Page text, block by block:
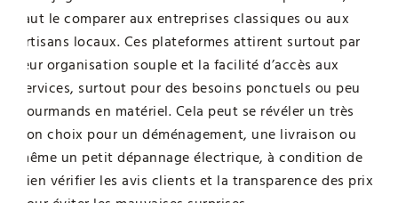
faut le comparer aux entreprises classiques ou aux
artisans locaux. Ces plateformes attirent surtout par
leur organisation souple et la facilité d’accès aux
services, surtout pour des besoins ponctuels ou peu
gourmands en matériel. Cela peut se révéler un très
bon choix pour un déménagement, une livraison ou
même un petit dépannage électrique, à condition de
bien vérifier les avis clients et la transparence des prix